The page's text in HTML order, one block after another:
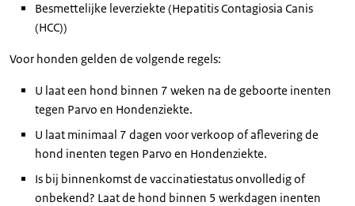
Besmettelijke leverziekte (Hepatitis Contagiosia Canis
(HCC))
Voor honden gelden de volgende regels:
U laat een hond binnen 7 weken na de geboorte inenten
tegen Parvo en Hondenziekte.
U laat minimaal 7 dagen voor verkoop of aflevering de
hond inenten tegen Parvo en Hondenziekte.
Is bij binnenkomst de vaccinatiestatus onvolledig of
onbekend? Laat de hond binnen 5 werkdagen inenten